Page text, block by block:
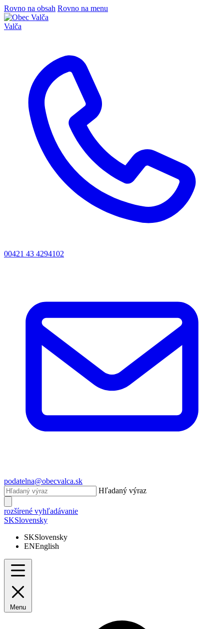
Rovno na obsah Rovno na menu
Valča
00421 43 4294102
podatelna@obecvalca.sk
Hľadaný výraz
rozšírené vyhľadávanie
SKSlovensky
SKSlovensky
ENEnglish
Menu